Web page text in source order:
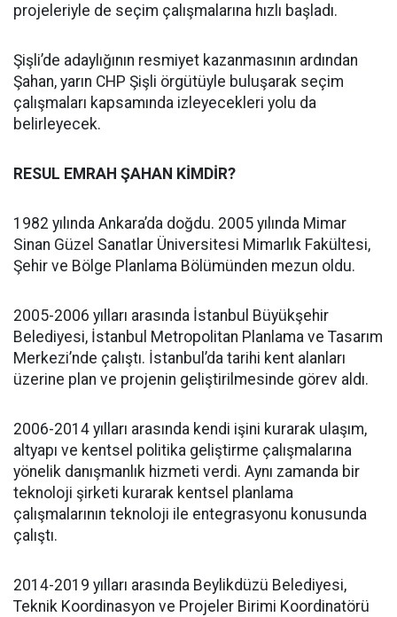
projeleriyle de seçim çalışmalarına hızlı başladı.
Şişli’de adaylığının resmiyet kazanmasının ardından
Şahan, yarın CHP Şişli örgütüyle buluşarak seçim
çalışmaları kapsamında izleyecekleri yolu da
belirleyecek.
RESUL EMRAH ŞAHAN KİMDİR?
1982 yılında Ankara’da doğdu. 2005 yılında Mimar
Sinan Güzel Sanatlar Üniversitesi Mimarlık Fakültesi,
Şehir ve Bölge Planlama Bölümünden mezun oldu.
2005-2006 yılları arasında İstanbul Büyükşehir
Belediyesi, İstanbul Metropolitan Planlama ve Tasarım
Merkezi’nde çalıştı. İstanbul’da tarihi kent alanları
üzerine plan ve projenin geliştirilmesinde görev aldı.
2006-2014 yılları arasında kendi işini kurarak ulaşım,
altyapı ve kentsel politika geliştirme çalışmalarına
yönelik danışmanlık hizmeti verdi. Aynı zamanda bir
teknoloji şirketi kurarak kentsel planlama
çalışmalarının teknoloji ile entegrasyonu konusunda
çalıştı.
2014-2019 yılları arasında Beylikdüzü Belediyesi,
Teknik Koordinasyon ve Projeler Birimi Koordinatörü